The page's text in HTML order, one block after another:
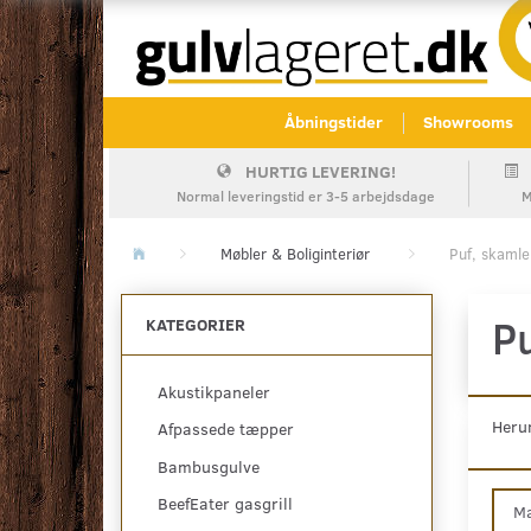
Åbningstider Showrooms
HURTIG LEVERING!
Normal leveringstid er 3-5 arbejdsdage
Møbler & Boliginteriør Puf,
KATEGORIER
Akustikpaneler
Afpassede tæpper
Bambusgulve
BeefEater gasgrill